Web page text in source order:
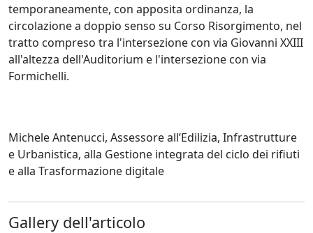
temporaneamente, con apposita ordinanza, la
circolazione a doppio senso su Corso Risorgimento, nel
tratto compreso tra l'intersezione con via Giovanni XXIII
all'altezza dell'Auditorium e l'intersezione con via
Formichelli.
Michele Antenucci, Assessore all’Edilizia, Infrastrutture
e Urbanistica, alla Gestione integrata del ciclo dei rifiuti
e alla Trasformazione digitale
Gallery dell'articolo